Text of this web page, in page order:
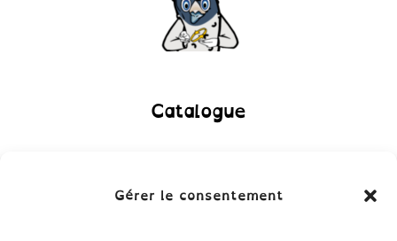
Gérer le consentement
Catalogue